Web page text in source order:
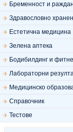
Бременност и
Здравословно
Естетична медицина
Зелена аптека
Бодибилдинг и
Лабораторни
Медицинско
Справочник
Тестове